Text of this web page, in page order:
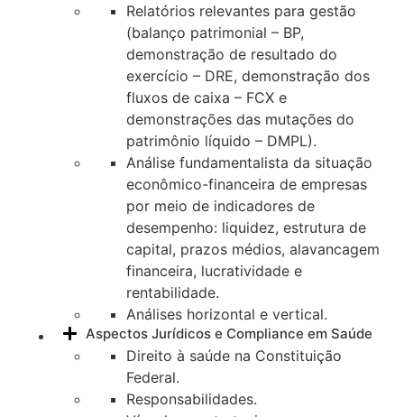
Relatórios relevantes para gestão
(balanço patrimonial – BP,
demonstração de resultado do
exercício – DRE, demonstração dos
fluxos de caixa – FCX e
demonstrações das mutações do
patrimônio líquido – DMPL).
Análise fundamentalista da situação
econômico-financeira de empresas
por meio de indicadores de
desempenho: liquidez, estrutura de
capital, prazos médios, alavancagem
financeira, lucratividade e
rentabilidade.
Análises horizontal e vertical.
Aspectos Jurídicos e Compliance em Saúde
Direito à saúde na Constituição
Federal.
Responsabilidades.